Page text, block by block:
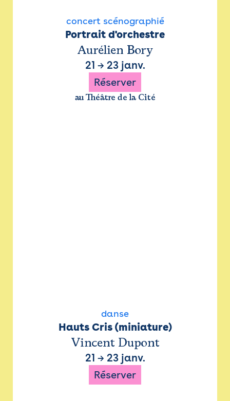
concert scénographié
Portrait d'orchestre
Aurélien Bory
21 → 23 janv.
Réserver
au Théâtre de la Cité
danse
Hauts Cris (miniature)
Vincent Dupont
21 → 23 janv.
Réserver